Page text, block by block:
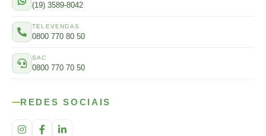
(19) 3589-8042
TELEVENDAS
0800 770 80 50
SAC
0800 770 70 50
REDES SOCIAIS